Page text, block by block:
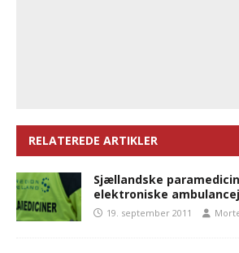
RELATEREDE ARTIKLER
Sjællandske
elektroniske
19. september 2011